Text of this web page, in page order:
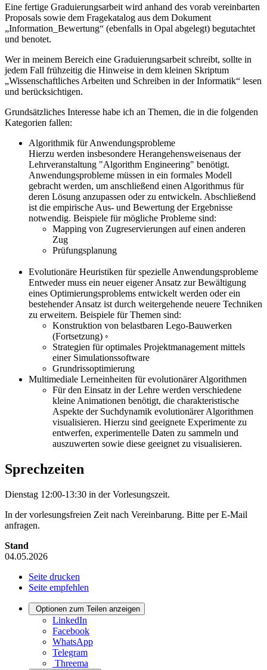
Eine fertige Graduierungsarbeit wird anhand des vorab vereinbarten
Proposals sowie dem Fragekatalog aus dem Dokument
„Information_Bewertung“ (ebenfalls in Opal abgelegt) begutachtet
und benotet.
Wer in meinem Bereich eine Graduierungsarbeit schreibt, sollte in
jedem Fall frühzeitig die Hinweise in dem kleinen Skriptum
„Wissenschaftliches Arbeiten und Schreiben in der Informatik“ lesen
und berücksichtigen.
Grundsätzliches Interesse habe ich an Themen, die in die folgenden
Kategorien fallen:
Algorithmik für Anwendungsprobleme
Hierzu werden insbesondere Herangehensweisenaus der
Lehrveranstaltung "Algorithm Engineering" benötigt.
Anwendungsprobleme müssen in ein formales Modell
gebracht werden, um anschließend einen Algorithmus für
deren Lösung anzupassen oder zu entwickeln. Abschließend
ist die empirische Aus- und Bewertung der Ergebnisse
notwendig. Beispiele für mögliche Probleme sind:
Mapping von Zugreservierungen auf einen anderen
Zug
Prüfungsplanung
Evolutionäre Heuristiken für spezielle Anwendungsprobleme
Entweder muss ein neuer eigener Ansatz zur Bewältigung
eines Optimierungsproblems entwickelt werden oder ein
bestehender Ansatz ist durch weitergehende neuere Techniken
zu erweitern. Beispiele für Themen sind:
Konstruktion von belastbaren Lego-Bauwerken
(Fortsetzung) ◦
Strategien für optimales Projektmanagement mittels
einer Simulationssoftware
Grundrissoptimierung
Multimediale Lerneinheiten für evolutionärer Algorithmen
Für den Einsatz in der Lehre werden verschiedene
kleine Animationen benötigt, die charakteristische
Aspekte der Suchdynamik evolutionärer Algorithmen
visualisieren. Hierzu sind geeignete Experimente zu
entwerfen, experimentelle Daten zu sammeln und
auszuwerten sowie diese geeignet zu visualisieren.
Sprechzeiten
Dienstag 12:00-13:30 in der Vorlesungszeit.
In der vorlesungsfreien Zeit nach Vereinbarung. Bitte per E-Mail
anfragen.
Stand
04.05.2026
Seite drucken
Seite empfehlen
Optionen zum Teilen anzeigen
LinkedIn
Facebook
WhatsApp
Telegram
Threema